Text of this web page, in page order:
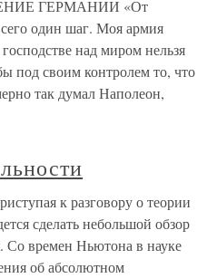
ГЕРМАНИИ «От
один шаг. Моя армия
над миром нельзя
под своим контролем то, что
так думал Наполеон,
к разговору о теории
сделать небольшой обзор
Со времен Ньютона в науке
об абсолютном